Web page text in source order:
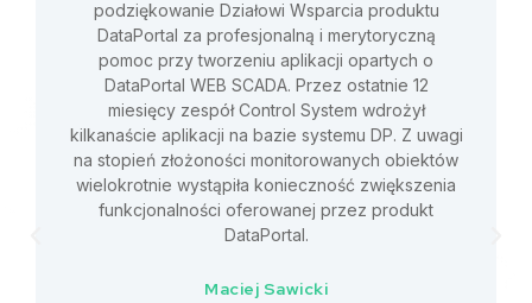
podziękowanie Działowi Wsparcia produktu
DataPortal za profesjonalną i merytoryczną
pomoc przy tworzeniu aplikacji opartych o
DataPortal WEB SCADA. Przez ostatnie 12
miesięcy zespół Control System wdrożył
kilkanaście aplikacji na bazie systemu DP. Z uwagi
na stopień złożoności monitorowanych obiektów
wielokrotnie wystąpiła konieczność zwiększenia
funkcjonalności oferowanej przez produkt
DataPortal.
Maciej Sawicki